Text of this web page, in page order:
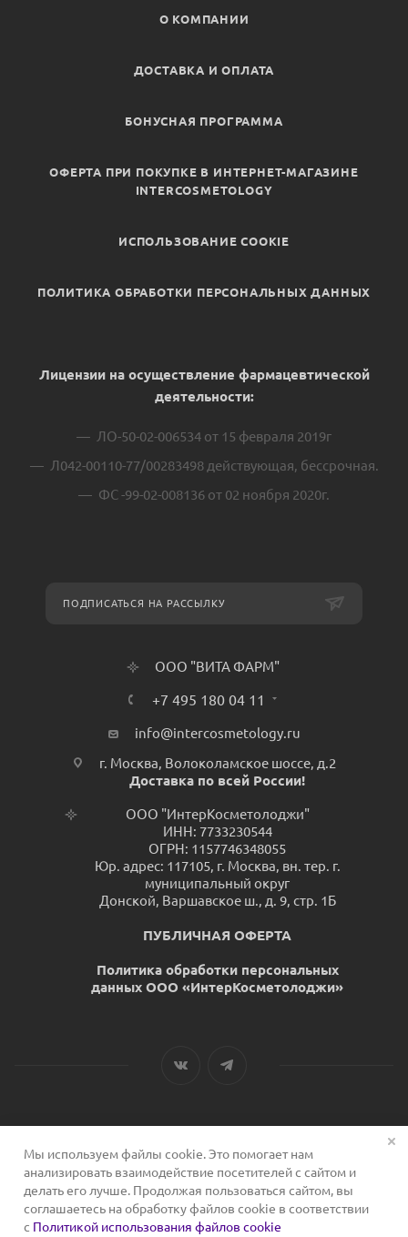
О КОМПАНИИ
ДОСТАВКА И ОПЛАТА
БОНУСНАЯ ПРОГРАММА
ОФЕРТА ПРИ ПОКУПКЕ В ИНТЕРНЕТ-МАГАЗИНЕ
INTERCOSMETOLOGY
ИСПОЛЬЗОВАНИЕ COOKIE
ПОЛИТИКА ОБРАБОТКИ ПЕРСОНАЛЬНЫХ ДАННЫХ
Лицензии на осуществление фармацевтической
деятельности:
ЛО-50-02-006534 от 15 февраля 2019г
Л042-00110-77/00283498 действующая, бессрочная.
ФС -99-02-008136 от 02 ноября 2020г.
ПОДПИСАТЬСЯ НА РАССЫЛКУ
ООО "ВИТА ФАРМ"
+7 495 180 04 11
info@intercosmetology.ru
г. Москва, Волоколамское шоссе, д.2
Доставка по всей России!
ООО "ИнтерКосметолоджи"
ИНН: 7733230544
ОГРН: 1157746348055
Юр. адрес: 117105, г. Москва, вн. тер. г.
муниципальный округ
Донской, Варшавское ш., д. 9, стр. 1Б
ПУБЛИЧНАЯ ОФЕРТА
Политика обработки персональных
данных ООО «ИнтерКосметолоджи»
2026 © Сервис для косметологов
Мы используем файлы cookie. Это помогает нам
анализировать взаимодействие посетителей с сайтом и
делать его лучше. Продолжая пользоваться сайтом, вы
соглашаетесь на обработку файлов cookie в соответствии
с Политикой использования файлов cookie